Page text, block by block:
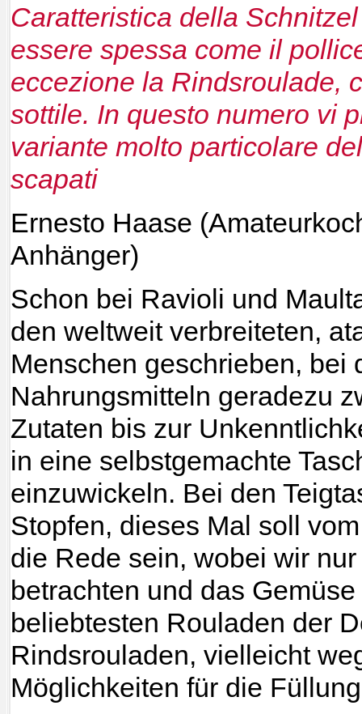
Caratteristica della
essere spessa come il
eccezione la Rindsroulade,
sottile. In questo numero vi
variante molto particolare
scapati
Ernesto Haase
Anhänger)
Schon bei Ravioli und
den weltweit verbreiteten,
Menschen geschrieben, bei
Nahrungsmitteln geradezu
Zutaten bis zur
in eine selbstgemachte
einzuwickeln. Bei den
Stopfen, dieses Mal soll
die Rede sein, wobei wir
betrachten und das
beliebtesten Rouladen der
Rindsrouladen, vielleicht
Möglichkeiten für die